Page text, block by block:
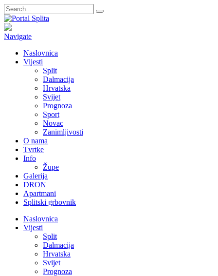
Navigate
Naslovnica
Vijesti
Split
Dalmacija
Hrvatska
Svijet
Prognoza
Sport
Novac
Zanimljivosti
O nama
Tvrtke
Info
Župe
Galerija
DRON
Apartmani
Splitski grbovnik
Naslovnica
Vijesti
Split
Dalmacija
Hrvatska
Svijet
Prognoza